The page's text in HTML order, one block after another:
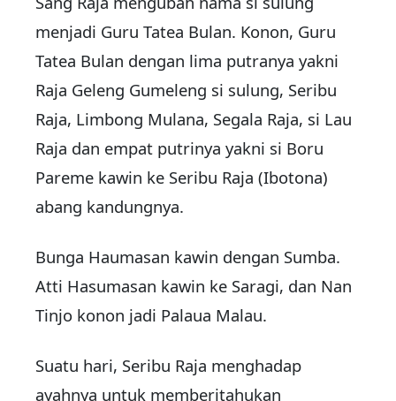
menjadi Guru Tatea Bulan. Konon, Guru
Tatea Bulan dengan lima putranya yakni
Raja Geleng Gumeleng si sulung, Seribu
Raja, Limbong Mulana, Segala Raja, si Lau
Raja dan empat putrinya yakni si Boru
Pareme kawin ke Seribu Raja (Ibotona)
abang kandungnya.
Bunga Haumasan kawin dengan Sumba.
Atti Hasumasan kawin ke Saragi, dan Nan
Tinjo konon jadi Palaua Malau.
Suatu hari, Seribu Raja menghadap
ayahnya untuk memberitahukan